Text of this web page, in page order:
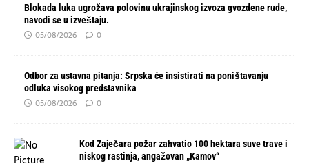
Blokada luka ugrožava polovinu ukrajinskog izvoza gvozdene rude,
navodi se u izveštaju.
05/08/2026 0
Odbor za ustavna pitanja: Srpska će insistirati na poništavanju
odluka visokog predstavnika
05/08/2026 0
Kod Zaječara požar zahvatio 100 hektara suve trave i
niskog rastinja, angažovan „Kamov“